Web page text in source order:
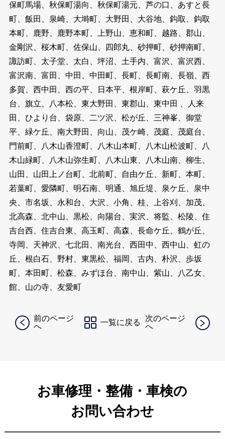
保町馬場、秋保町湯向、秋保町湯元、芦の口、あすと長
町、飯田、泉崎、大塒町、大野田、大谷地、鈎取、鈎取
本町、鹿野、鹿野本町、上野山、恵和町、越路、郡山、
金剛沢、桜木町、佐保山、四郎丸、砂押町、砂押南町、
諏訪町、太子堂、太白、坪沼、土手内、富沢、富沢西、
富沢南、富田、中田、中田町、長町、長町南、長嶺、西
多賀、西中田、西の平、日本平、根岸町、萩ケ丘、羽黒
台、旗立、八本松、東大野田、東郡山、東中田 、人来
田、ひより台、袋原、二ツ沢、松が丘、三神峯、御堂
平、緑ケ丘、南大野田、向山、茂ケ崎、茂庭、茂庭台、
門前町、八木山香澄町、八木山本町、八木山松波町、八
木山緑町、八木山弥生町、八木山東、八木山南、柳生、
山田、山田上ノ台町、北前町、自由ケ丘、新町、本町、
若葉町、愛隣町、明石南、明通、旭丘堤、泉ケ丘、泉中
央、市名坂、永和台、大沢、小角、桂、上谷刈、加茂、
北高森、北中山、黒松、向陽台、実沢、将監、松陵、住
吉台西、住吉台東、高玉町、高森、長命ケ丘、鶴が丘、
寺岡、天神沢、七北田、南光台、西田中、西中山、虹の
丘、根白石、野村、東黒松、福岡、古内、朴沢、歩坂
町、本田町、松森、みずほ台、南中山、紫山、八乙女、
館、山の寺、友愛町
前のページ
へ
一覧に戻る
次のページ
へ
お車修理・整備・車検の
お問い合わせ